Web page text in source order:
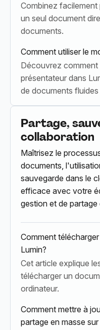
Combinez facilement
un seul document
documents.
Comment utiliser le
Découvrez comment
présentateur dans
de documents
Partage,
collaboration
Maîtrisez le
documents,
sauvegarde dans le
efficace avec votre
gestion et de partage
Comment
Lumin?
Cet article explique
télécharger un
ordinateur.
Comment mettre à
partage en masse